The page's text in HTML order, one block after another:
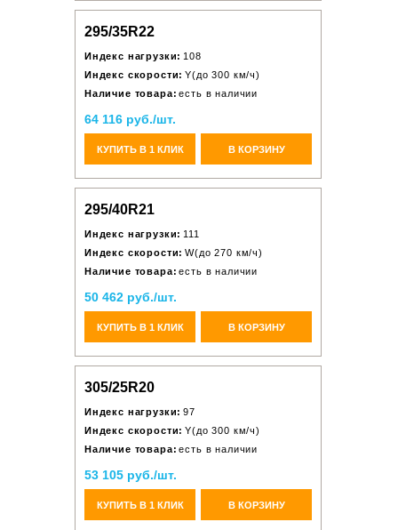
295/35R22
Индекс нагрузки: 108
Индекс скорости: Y(до 300 км/ч)
Наличие товара: есть в наличии
64 116 руб./шт.
КУПИТЬ В 1 КЛИК В КОРЗИНУ
295/40R21
Индекс нагрузки: 111
Индекс скорости: W(до 270 км/ч)
Наличие товара: есть в наличии
50 462 руб./шт.
КУПИТЬ В 1 КЛИК В КОРЗИНУ
305/25R20
Индекс нагрузки: 97
Индекс скорости: Y(до 300 км/ч)
Наличие товара: есть в наличии
53 105 руб./шт.
КУПИТЬ В 1 КЛИК В КОРЗИНУ